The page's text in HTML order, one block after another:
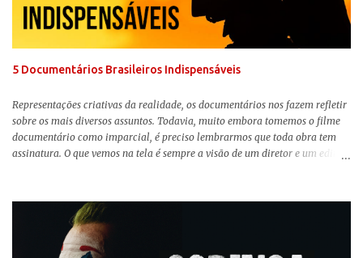
como a Barbie se encaixa no mundo moderno, desenvolvendo a
importância e o impacto, positivo ou negativo, da boneca na vida das
pessoas. Isso tudo com um sentimento de nostalgia multigeracional. Na
5 Documentários Brasileiros Indispensáveis
Representações criativas da realidade, os documentários nos fazem refletir
sobre os mais diversos assuntos. Todavia, muito embora tomemos o filme
documentário como imparcial, é preciso lembrarmos que toda obra tem
assinatura. O que vemos na tela é sempre a visão de um diretor e um editor
sempre importante levarmos em conta quem assina e qual a função social
da obra. O cinema brasileiro é celeiro de grandes documentaristas, muitos
deles mundialmente reconhecidos. Pensando na variedade de estilos e
estéticas de se fazer documentários, selecionei 5 produções tupiniquins do